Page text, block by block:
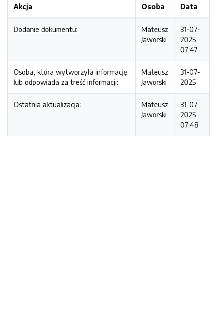
Akcja Osoba Data
Dodanie dokumentu:
Mateusz
Jaworski
31-07-
2025
07:47
Osoba, która wytworzyła informację
lub odpowiada za treść informacji:
Mateusz
Jaworski
31-07-
2025
Ostatnia aktualizacja:
Mateusz
Jaworski
31-07-
2025
07:48